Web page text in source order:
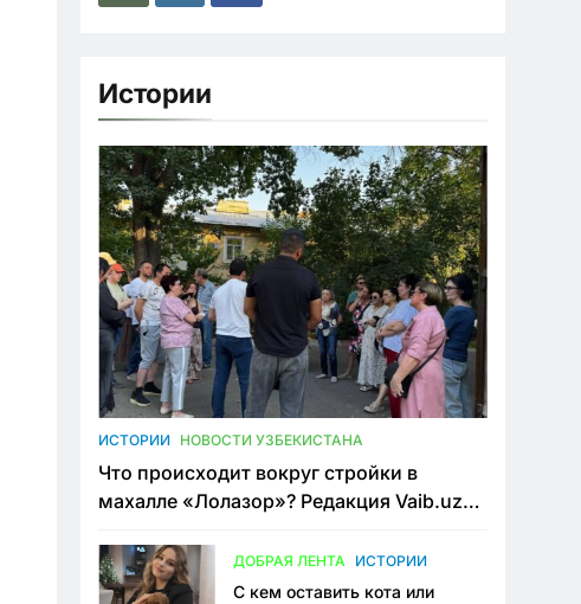
Истории
ИСТОРИИ НОВОСТИ УЗБЕКИСТАНА
Что происходит вокруг стройки в
махалле «Лолазор»? Редакция Vaib.uz
конфликта
ДОБРАЯ ЛЕНТА ИСТОРИИ
С кем оставить кота или